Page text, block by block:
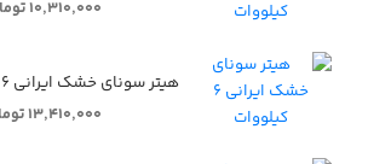
۱۰,۳۱۰,۰۰۰ تومان
هیتر سونای خشک ایرانی ۶ کیلووات
۱۳,۴۱۰,۰۰۰ تومان